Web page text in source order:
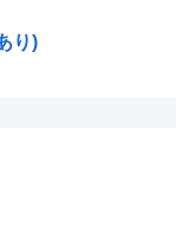
り)
ぎてまうw...